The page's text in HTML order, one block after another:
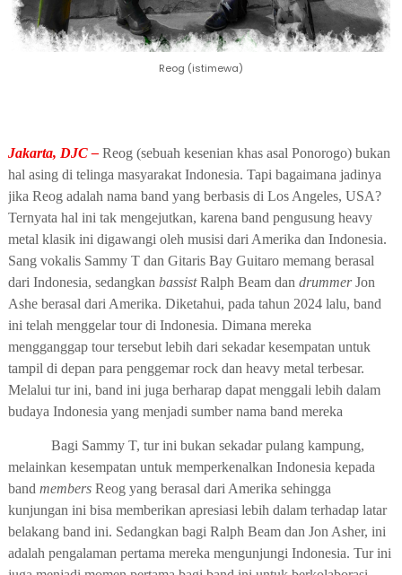
Reog (istimewa)
Jakarta, DJC –Reog (sebuah kesenian khas asal Ponorogo) bukan
hal asing di telinga masyarakat Indonesia. Tapi bagaimana jadinya
jika Reog adalah nama band yang berbasis di Los Angeles, USA?
Ternyata hal ini tak mengejutkan, karena band pengusung heavy
metal klasik ini digawangi oleh musisi dari Amerika dan Indonesia.
Sang vokalis Sammy T dan Gitaris Bay Guitaro memang berasal
dari Indonesia, sedangkan bassistRalph Beam dan drummerJon
Ashe berasal dari Amerika. Diketahui, pada tahun 2024 lalu, band
ini telah menggelar tour di Indonesia. Dimana mereka
mengganggap tour tersebut lebih dari sekadar kesempatan untuk
tampil di depan para penggemar rock dan heavy metal terbesar.
Melalui tur ini, band ini juga berharap dapat menggali lebih dalam
budaya Indonesia yang menjadi sumber nama band mereka
Bagi Sammy T, tur ini bukan sekadar pulang kampung,
melainkan kesempatan untuk memperkenalkan Indonesia kepada
band membersReog yang berasal dari Amerika sehingga
kunjungan ini bisa memberikan apresiasi lebih dalam terhadap latar
belakang band ini. Sedangkan bagi Ralph Beam dan Jon Asher, ini
adalah pengalaman pertama mereka mengunjungi Indonesia. Tur ini